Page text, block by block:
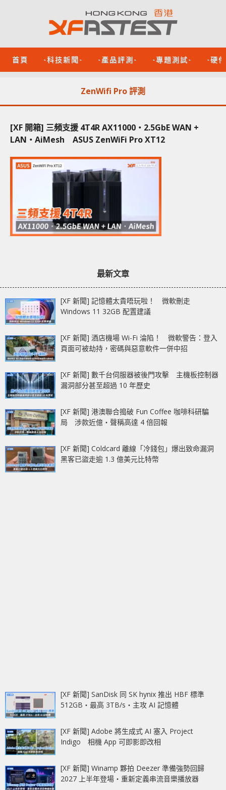
首頁 -科技新聞- -產品評測- -專題測試- -硬
ZenWifi Pro 評測
[XF 開箱] 三頻支援 4T4R AX11000‧2.5GbE WAN +
LAN‧AiMesh ASUS ZenWiFi Pro XT12
最新文章
[XF 新聞] 記憶體太貴唔玩啦！ 微軟刪走
Windows 11 32GB 配置建議
[XF 新聞] 酒店機場 Wi-Fi 淪陷！ 微軟警告：登入
頁面可被劫持，密碼與惡意軟件一併中招
[XF 新聞] 數千台伺服器被後門攻擊 主機板控制器
漏洞部分甚至超過 10 年歷史
[XF 新聞] 港澳聯合搗破 Fun Coffee 咖啡科研騙
局 涉款近億‧聲稱高達 4 倍回報
[XF 新聞] Coldcard 離線「冷錢包」爆出致命漏洞
黑客已盜走逾 1.3 億美元比特幣
[XF 新聞] SanDisk 同 SK hynix 推出 HBF 標準
512GB‧最高 3TB/s‧主攻 AI 記憶體
[XF 新聞] Adobe 將生成式 AI 塞入 Project
Indigo 相機 App 可即影即改相
[XF 新聞] Winamp 夥拍 Deezer 準備強勢回歸
2027 上半年登場‧重新定義串流音樂播放器